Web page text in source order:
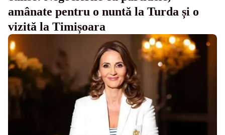
amânate pentru o nuntă la Turda și o
vizită la Timișoara